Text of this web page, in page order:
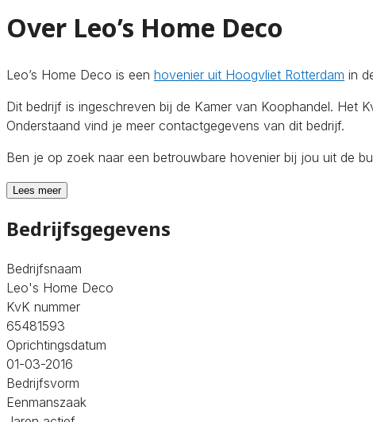
Over Leo’s Home Deco
Leo’s Home Deco is een hovenier uit Hoogvliet Rotterdam in
Dit bedrijf is ingeschreven bij de Kamer van Koophandel. Het
Onderstaand vind je meer contactgegevens van dit bedrijf.
Ben je op zoek naar een betrouwbare hovenier bij jou uit de
Lees meer
Bedrijfsgegevens
Bedrijfsnaam
Leo's Home Deco
KvK nummer
65481593
Oprichtingsdatum
01-03-2016
Bedrijfsvorm
Eenmanszaak